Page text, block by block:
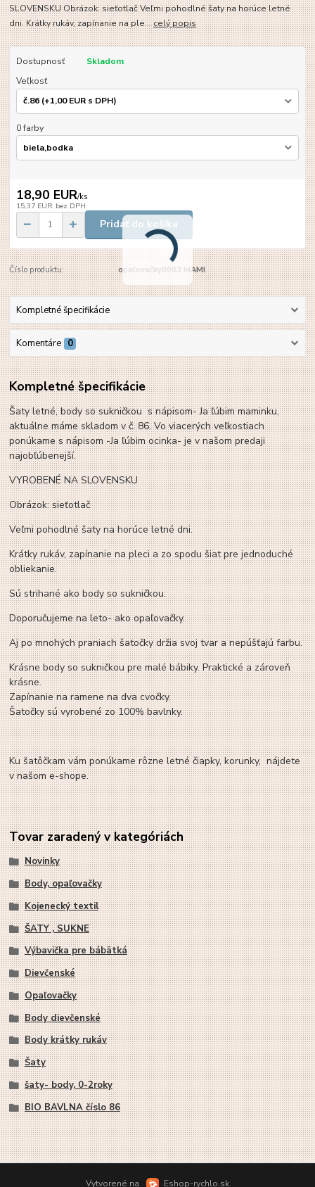
SLOVENSKU Obrázok: sieťotlač Veľmi pohodlné šaty na horúce letné
dni. Krátky rukáv, zapínanie na ple...celý popis
Dostupnosť
Skladom
Veľkosť
0 farby
18,90 EUR/ks
15,37 EUR bez DPH
Pridať do košíka
Číslo produktu: opaľovačky0003 MAMI
Kompletné špecifikácie
Komentáre 0
Kompletné špecifikácie
Šaty letné, body so sukničkou s nápisom- Ja ľúbim maminku,
aktuálne máme skladom v č. 86. Vo viacerých veľkostiach
ponúkame s nápisom -Ja ľúbim ocinka- je v našom predaji
najobľúbenejší.
VYROBENÉ NA SLOVENSKU
Obrázok: sieťotlač
Veľmi pohodlné šaty na horúce letné dni.
Krátky rukáv, zapínanie na pleci a zo spodu šiat pre jednoduché
obliekanie.
Sú strihané ako body so sukničkou.
Doporučujeme na leto- ako opaľovačky.
Aj po mnohých praniach šatočky držia svoj tvar a nepúšťajú farbu.
Krásne body so sukničkou pre malé bábiky. Praktické a zároveň
krásne.
Zapínanie na ramene na dva cvočky.
Šatočky sú vyrobené zo 100% bavlnky.
Ku šatôčkam vám ponúkame rôzne letné čiapky, korunky, nájdete
v našom e-shope.
Tovar zaradený v kategóriách
Novinky
Body, opaľovačky
Kojenecký textil
ŠATY , SUKNE
Výbavička pre bábätká
Dievčenské
Opaľovačky
Body dievčenské
Body krátky rukáv
Šaty
šaty- body, 0-2roky
BIO BAVLNA číslo 86
Vytvorené na Eshop-rychlo.sk